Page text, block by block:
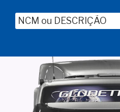
NCM OFICINAS